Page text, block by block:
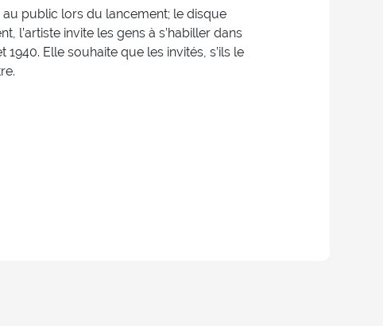
public lors du lancement; le disque
l’artiste invite les gens à s’habiller dans
Elle souhaite que les invités, s’ils le